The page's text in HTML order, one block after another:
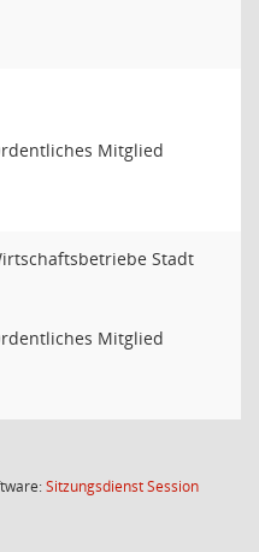
Mitglied
Stadt
Mitglied
SitzungsdienstSession(Wird in